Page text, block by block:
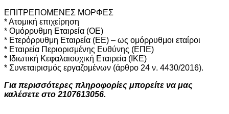
ΕΠΙΤΡΕΠΟΜΕΝΕΣ ΜΟΡΦΕΣ
* Ατομική επιχείρηση
* Ομόρρυθμη Εταιρεία (ΟΕ)
* Ετερόρρυθμη Εταιρεία (ΕΕ) – ως ομόρρυθμοι εταίροι
* Εταιρεία Περιορισμένης Ευθύνης (ΕΠΕ)
* Ιδιωτική Κεφαλαιουχική Εταιρεία (ΙΚΕ)
* Συνεταιρισμός εργαζομένων (άρθρο 24 ν. 4430/2016).
Για περισσότερες πληροφορίες μπορείτε να μας
καλέσετε στο 2107613056.